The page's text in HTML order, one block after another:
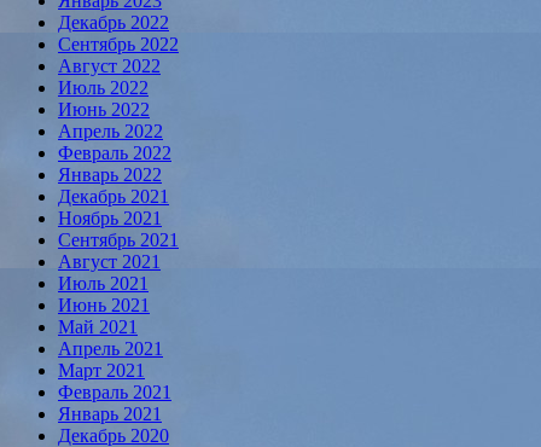
Декабрь 2022
Сентябрь 2022
Август 2022
Июль 2022
Июнь 2022
Апрель 2022
Февраль 2022
Январь 2022
Декабрь 2021
Ноябрь 2021
Сентябрь 2021
Август 2021
Июль 2021
Июнь 2021
Май 2021
Апрель 2021
Март 2021
Февраль 2021
Январь 2021
Декабрь 2020